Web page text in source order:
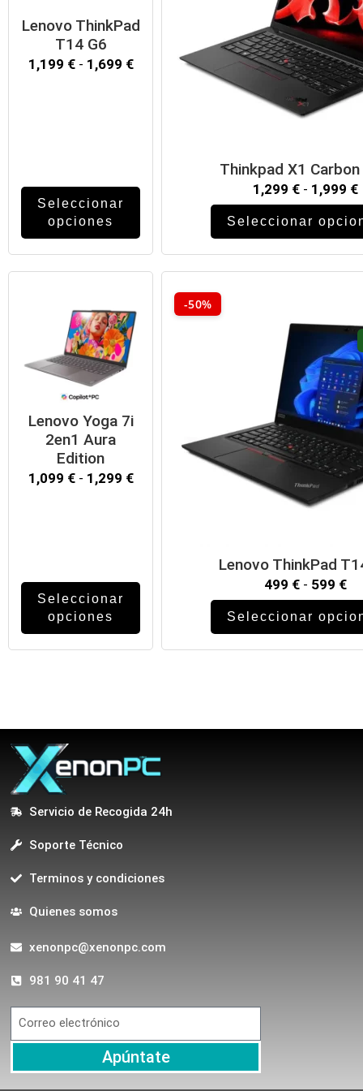
Lenovo ThinkPad
T14 G6
1,199 € - 1,699 €
Seleccionar
opciones
Thinkpad X1 Carbon
1,299 € - 1,999 €
Seleccionar
Lenovo Yoga 7i
2en1 Aura
Edition
1,099 € - 1,299 €
Seleccionar
opciones
-50%
Lenovo ThinkPad
499 € - 599 €
Seleccionar
Servicio de Recogida 24h
Soporte Técnico
Terminos y condiciones
Quienes somos
xenonpc@xenonpc.com
981 90 41 47
Apúntate